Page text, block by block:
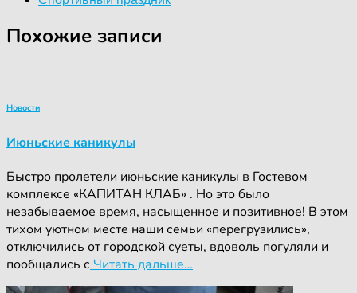
Похожие записи
Новости
Июньские каникулы
Быстро пролетели июньские каникулы в Гостевом
комплексе «КАПИТАН КЛАБ» . Но это было
незабываемое время, насыщенное и позитивное! В этом
тихом уютном месте наши семьи «перегрузились»,
отключились от городской суеты, вдоволь погуляли и
пообщались с Читать дальше…